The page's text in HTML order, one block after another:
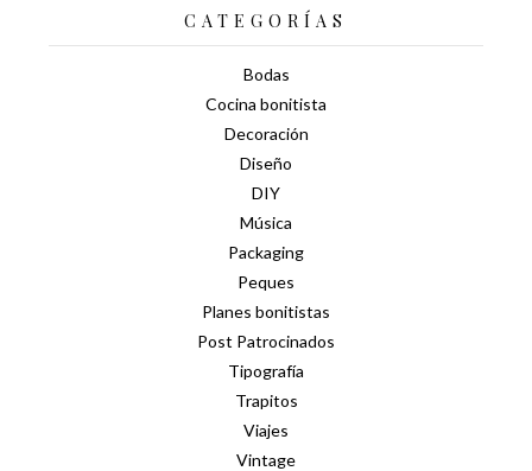
CATEGORÍAS
Bodas
Cocina bonitista
Decoración
Diseño
DIY
Música
Packaging
Peques
Planes bonitistas
Post Patrocinados
Tipografía
Trapitos
Viajes
Vintage